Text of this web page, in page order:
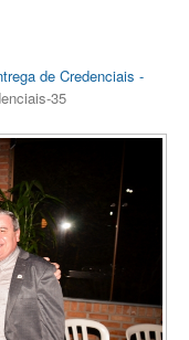
de Credenciais -
35